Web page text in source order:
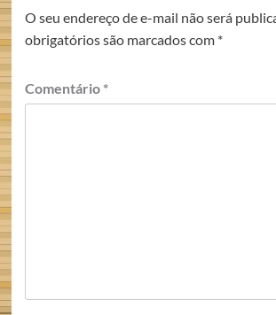
O seu endereço de e-mail não será
obrigatórios são marcados com *
Comentário *